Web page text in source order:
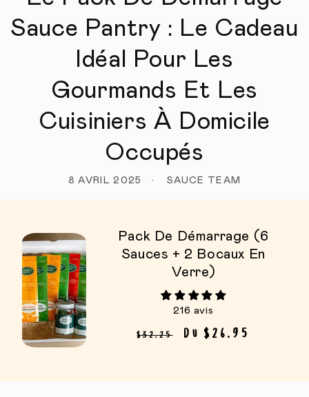
Sauce Pantry : Le Cadeau
Idéal Pour Les
Gourmands Et Les
Cuisiniers À Domicile
Occupés
8 AVRIL 2025 SAUCE TEAM
Pack De Démarrage (6
Sauces + 2 Bocaux En
Verre)
216 avis
Prix habituel
$32.25 Prix promotionnel
Du $26.95